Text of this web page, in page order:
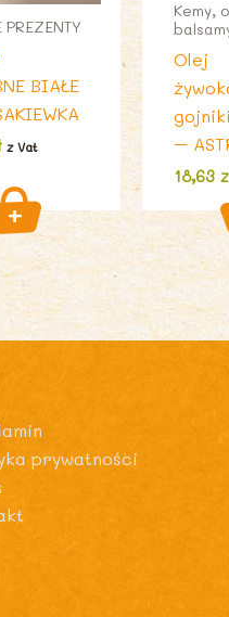
PREZENTY
BIAŁE
z Vat
Kemy,
Olej
–
18,63
prywatności